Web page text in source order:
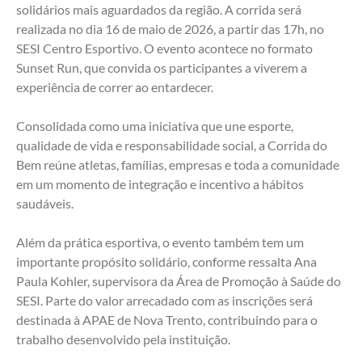
solidários mais aguardados da região. A corrida será
realizada no dia 16 de maio de 2026, a partir das 17h, no
SESI Centro Esportivo. O evento acontece no formato
Sunset Run, que convida os participantes a viverem a
experiência de correr ao entardecer.
Consolidada como uma iniciativa que une esporte,
qualidade de vida e responsabilidade social, a Corrida do
Bem reúne atletas, famílias, empresas e toda a comunidade
em um momento de integração e incentivo a hábitos
saudáveis.
Além da prática esportiva, o evento também tem um
importante propósito solidário, conforme ressalta Ana
Paula Kohler, supervisora da Área de Promoção à Saúde do
SESI. Parte do valor arrecadado com as inscrições será
destinada à APAE de Nova Trento, contribuindo para o
trabalho desenvolvido pela instituição.